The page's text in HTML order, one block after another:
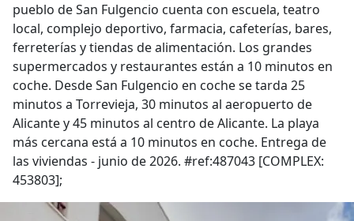
pueblo de San Fulgencio cuenta con escuela, teatro
local, complejo deportivo, farmacia, cafeterías, bares,
ferreterías y tiendas de alimentación. Los grandes
supermercados y restaurantes están a 10 minutos en
coche. Desde San Fulgencio en coche se tarda 25
minutos a Torrevieja, 30 minutos al aeropuerto de
Alicante y 45 minutos al centro de Alicante. La playa
más cercana está a 10 minutos en coche. Entrega de
las viviendas - junio de 2026. #ref:487043 [COMPLEX:
453803];